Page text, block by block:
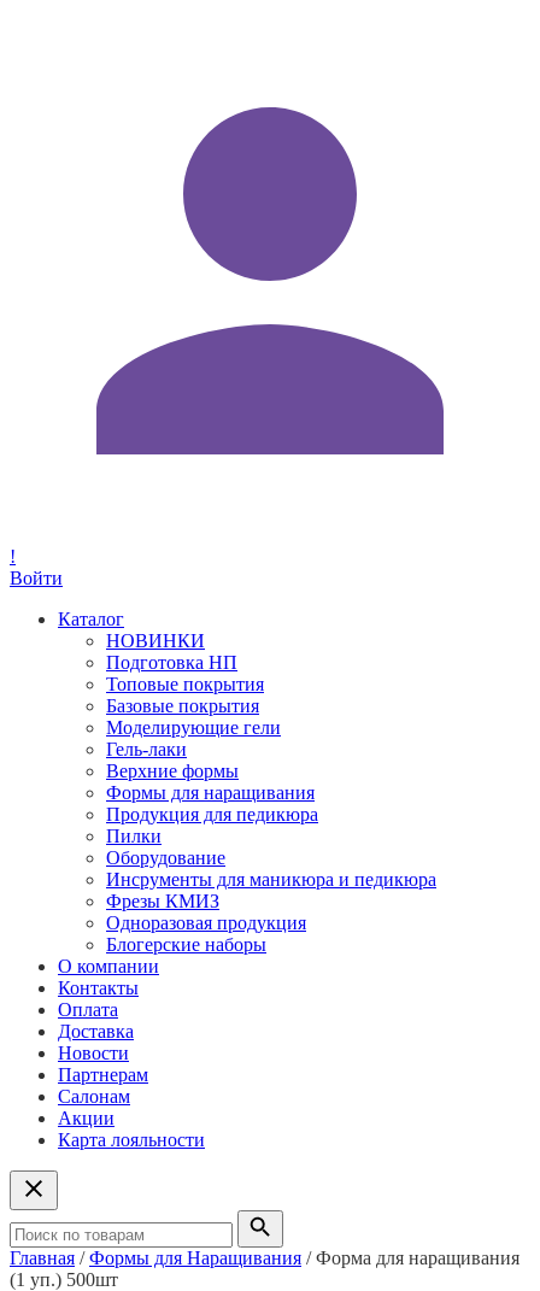
!
Войти
Каталог
НОВИНКИ
Подготовка НП
Топовые покрытия
Базовые покрытия
Моделирующие гели
Гель-лаки
Верхние формы
Формы для наращивания
Продукция для педикюра
Пилки
Оборудование
Инсрументы для маникюра и педикюра
Фрезы КМИЗ
Одноразовая продукция
Блогерские наборы
О компании
Контакты
Оплата
Доставка
Новости
Партнерам
Салонам
Акции
Карта лояльности
Главная /Формы для Наращивания / Форма для наращивания
(1 уп.) 500шт